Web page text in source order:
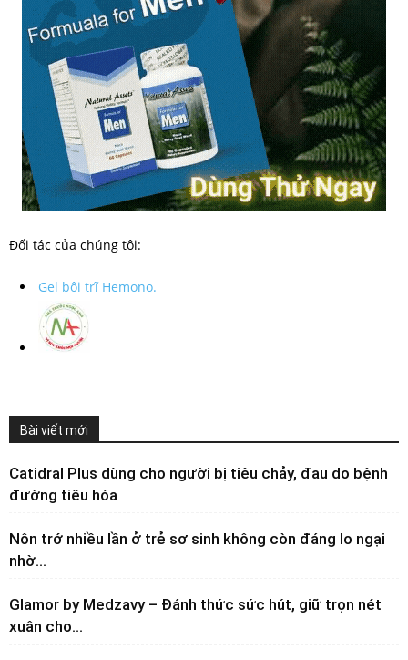
Đối tác của chúng tôi:
Gel bôi trĩ Hemono.
Bài viết mới
Catidral Plus dùng cho người bị tiêu chảy, đau do bệnh
đường tiêu hóa
Nôn trớ nhiều lần ở trẻ sơ sinh không còn đáng lo ngại
nhờ...
Glamor by Medzavy – Đánh thức sức hút, giữ trọn nét
xuân cho...